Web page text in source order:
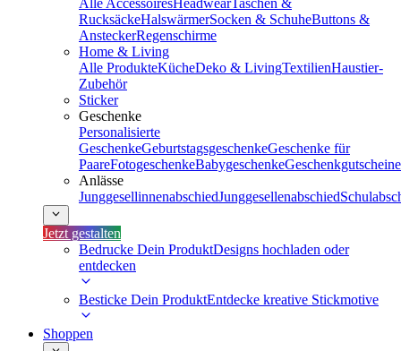
Alle AccessoiresHeadwearTaschen &
RucksäckeHalswärmerSocken & SchuheButtons &
AnsteckerRegenschirme
Home & Living
Alle ProdukteKücheDeko & LivingTextilienHaustier-
Zubehör
Sticker
Geschenke
Personalisierte
GeschenkeGeburtstagsgeschenkeGeschenke für
PaareFotogeschenkeBabygeschenkeGeschenkgutscheine
Anlässe
JunggesellinnenabschiedJunggesellenabschied
Jetzt gestalten
Bedrucke Dein ProduktDesigns hochladen oder
entdecken
Besticke Dein ProduktEntdecke kreative Stickmotive
Shoppen